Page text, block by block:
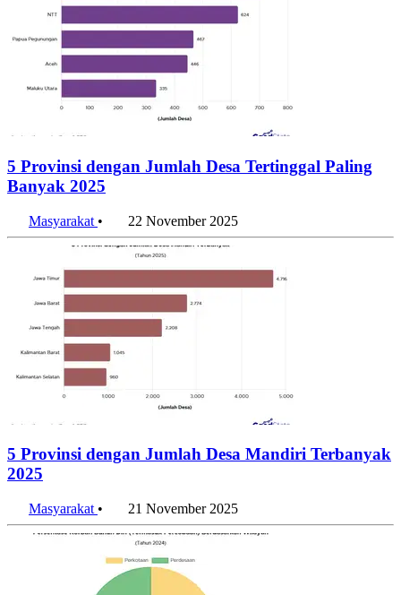
5 Provinsi dengan Jumlah Desa Tertinggal Paling
Banyak 2025
Masyarakat • 22 November 2025
5 Provinsi dengan Jumlah Desa Mandiri Terbanyak
2025
Masyarakat • 21 November 2025